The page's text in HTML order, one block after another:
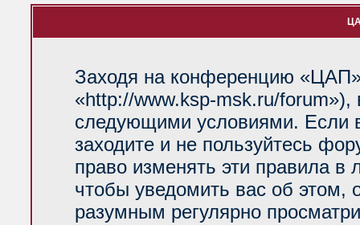
Заходя на конференцию
«http://www.ksp-msk.ru/forum»),
следующими условиями. Если
заходите и не пользуйтесь
право изменять эти правила
чтобы уведомить вас об
разумным регулярно